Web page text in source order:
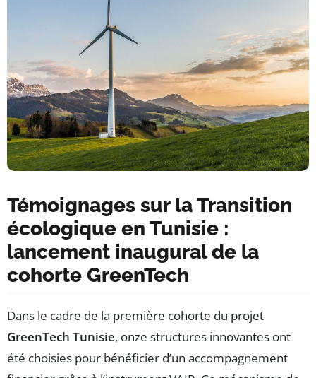
Témoignages sur la Transition
écologique en Tunisie :
lancement inaugural de la
cohorte GreenTech
Dans le cadre de la première cohorte du projet
GreenTech Tunisie, onze structures innovantes ont
été choisies pour bénéficier d’un accompagnement